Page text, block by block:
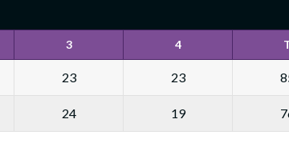
3 4
23 23
24 19